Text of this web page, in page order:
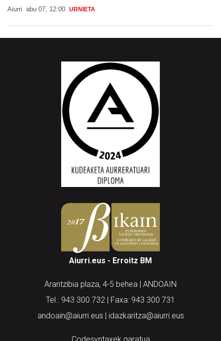
Aiurri abu 07, 12:00 URNIETA
Aiurri.eus - Erroitz BM
Arantzibia plaza, 4-5 behea | ANDOAIN
Tel.: 943 300 732 | Faxa: 943 300 731
andoain@aiurri.eus | idazkaritza@aiurri.eus